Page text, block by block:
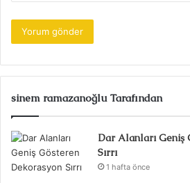
sinem ramazanoğlu Tarafından
Dar Alanları Geniş
Sırrı
1 hafta önce